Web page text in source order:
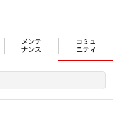
メンテ
ナンス
コミュ
ニティ